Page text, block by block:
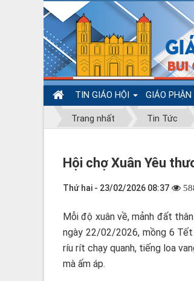
TIN GIÁO HỘI GIÁO PHẬN
Trang nhất Tin Tức
Hội chợ Xuân Yêu
Thứ hai - 23/02/2026 08:37
Mỗi độ xuân về, mảnh đất
ngày 22/02/2026, mồng 6
ríu rít chạy quanh, tiếng loa
mà ấm áp.